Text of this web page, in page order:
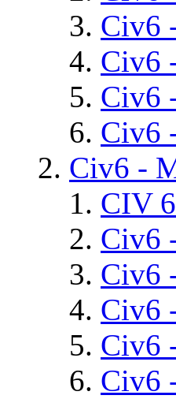
Civ6
Civ6
Civ6
Civ6
Civ6 -
CIV
Civ6
Civ6
Civ6
Civ6
Civ6